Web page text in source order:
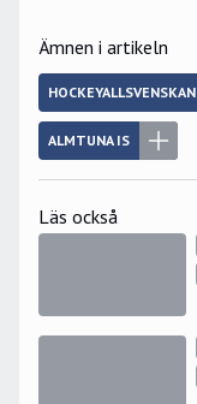
Ämnen i artikeln
HOCKEYALLSVENSKAN
ALMTUNA IS
Läs också